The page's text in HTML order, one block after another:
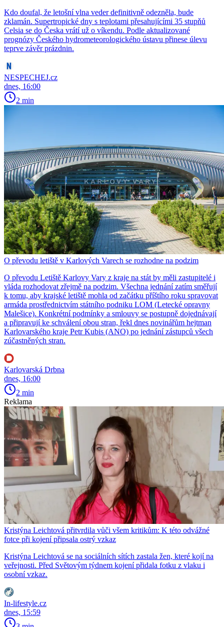
Kdo doufal, že letošní vlna veder definitivně odezněla, bude
zklamán. Supertropické dny s teplotami přesahujícími 35 stupňů
Celsia se do Česka vrátí už o víkendu. Podle aktualizované
prognózy Českého hydrometeorologického ústavu přinese úlevu
teprve závěr prázdnin.
NESPECHEJ.cz
dnes, 16:00
2 min
O převodu letiště v Karlových Varech se rozhodne na podzim
O převodu Letiště Karlovy Vary z kraje na stát by měli zastupitelé i
vláda rozhodovat zřejmě na podzim. Všechna jednání zatím směřují
k tomu, aby krajské letiště mohla od začátku příštího roku spravovat
armáda prostřednictvím státního podniku LOM (Letecké opravny
Malešice). Konkrétní podmínky a smlouvy se postupně dojednávají
a připravují ke schválení obou stran, řekl dnes novinářům hejtman
Karlovarského kraje Petr Kubis (ANO) po jednání zástupců všech
zúčastněných stran.
Karlovarská Drbna
dnes, 16:00
2 min
Reklama
Kristýna Leichtová přitvrdila vůči všem kritikům: K této odvážné
fotce při kojení připsala ostrý vzkaz
Kristýna Leichtová se na sociálních sítích zastala žen, které kojí na
veřejnosti. Před Světovým týdnem kojení přidala fotku z vlaku i
osobní vzkaz.
In-lifestyle.cz
dnes, 15:59